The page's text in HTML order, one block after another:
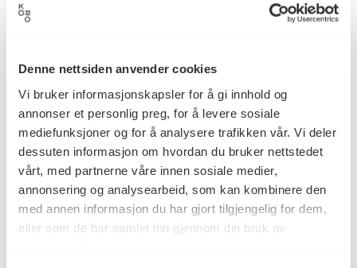
Denne nettsiden anvender cookies
Vi bruker informasjonskapsler for å gi innhold og
annonser et personlig preg, for å levere sosiale
mediefunksjoner og for å analysere trafikken vår. Vi deler
dessuten informasjon om hvordan du bruker nettstedet
vårt, med partnerne våre innen sosiale medier,
annonsering og analysearbeid, som kan kombinere den
med annen informasjon du har gjort tilgjengelig for dem,
eller som de har samlet inn gjennom din bruk av